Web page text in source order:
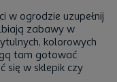
w ogrodzie uzupełnij
zabawy w
kolorowych
tam gotować
się w sklepik czy